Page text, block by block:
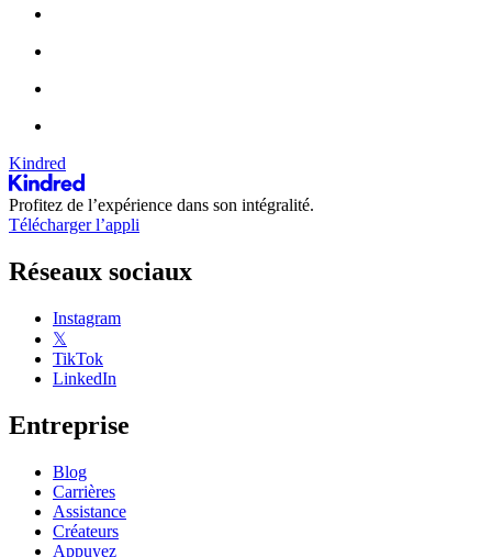
Kindred
Profitez de l’expérience dans son intégralité.
Télécharger l’appli
Réseaux sociaux
Instagram
𝕏
TikTok
LinkedIn
Entreprise
Blog
Carrières
Assistance
Créateurs
Appuyez